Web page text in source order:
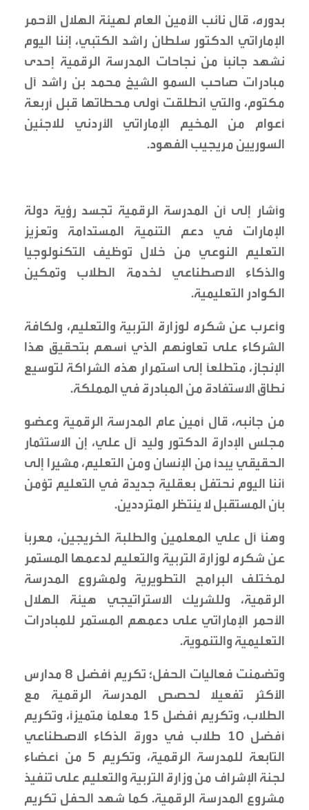
بدوره، قال نائب الأمين العام لهيئة الهلال الأحمر
الإماراتي الدكتور سلطان راشد الكتبي، إننا اليوم
نشهد جانبًا من نجاحات المدرسة الرقمية إحدى
مبادرات صاحب السمو الشيخ محمد بن راشد آل
مكتوم، والتي انطلقت أولى محطاتها قبل أربعة
أعوام من المخيم الإماراتي الأردني للاجئين
السوريين مريجيب الفهود.
وأشار إلى أن المدرسة الرقمية تجسد رؤية دولة
الإمارات في دعم التنمية المستدامة وتعزيز
التعليم النوعي من خلال توظيف التكنولوجيا
والذكاء الاصطناعي لخدمة الطلاب وتمكين
الكوادر التعليمية.
وأعرب عن شكره لوزارة التربية والتعليم، ولكافة
الشركاء على تعاونهم الذي أسهم بتحقيق هذا
الإنجاز، متطلعًا إلى استمرار هذه الشراكة لتوسيع
نطاق الاستفادة من المبادرة في المملكة.
من جانبه، قال أمين عام المدرسة الرقمية وعضو
مجلس الإدارة الدكتور وليد آل علي، إن الاستثمار
الحقيقي يبدأ من الإنسان ومن التعليم، مشيرا إلى
أننا اليوم نحتفل بعقلية جديدة في التعليم تؤمن
بأن المستقبل لا ينتظر المترددين.
وهنأ آل علي المعلمين والطلبة الخريجين، معربًا
عن شكره لوزارة التربية والتعليم لدعمها المستمر
لمختلف البرامج التطويرية ولمشروع المدرسة
الرقمية، وللشريك الاستراتيجي هيئة الهلال
الأحمر الإماراتي على دعمهم المستمر للمبادرات
التعليمية والتنموية.
وتضمنت فعاليات الحفل؛ تكريم أفضل 8 مدارس
الأكثر تفعيلا لحصص المدرسة الرقمية مع
الطلاب، وتكريم أفضل 15 معلمًا متميزًا، وتكريم
أفضل 10 طلاب في دورة الذكاء الاصطناعي
التابعة للمدرسة الرقمية، وتكريم 5 من أعضاء
لجنة الإشراف من وزارة التربية والتعليم على تنفيذ
مشروع المدرسة الرقمية. كما شهد الحفل تكريم